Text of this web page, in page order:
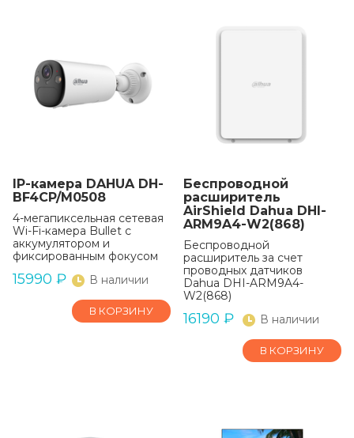
IP-камера DAHUA DH-
BF4CP/M0508
4-мегапиксельная сетевая
Wi-Fi-камера Bullet с
аккумулятором и
фиксированным фокусом
15990 ₽ В наличии
В КОРЗИНУ
Беспроводной
расширитель
AirShield Dahua DHI-
ARM9A4-W2(868)
Беспроводной
расширитель за счет
проводных датчиков
Dahua DHI-ARM9A4-
W2(868)
16190 ₽ В наличии
В КОРЗИНУ